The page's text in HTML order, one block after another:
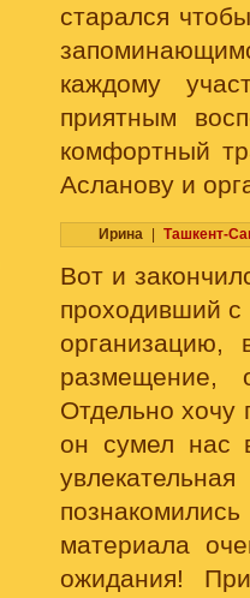
старался
каждому
приятным
комфортный
Асланову и
Ирина Ташкент-
Вот и
проходивший с
организацию,
размещение,
Отдельно хочу
он сумел нас
материала
ожидания!